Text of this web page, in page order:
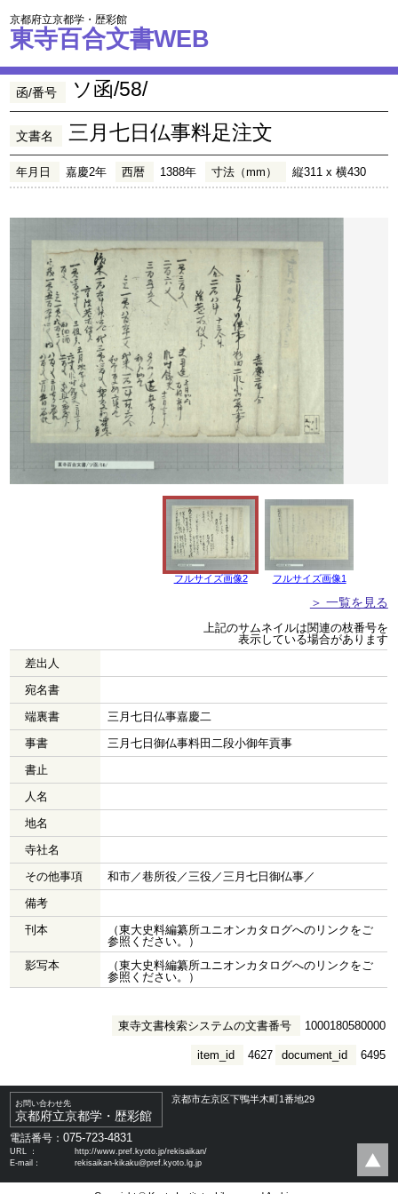
京都府立京都学・歴彩館
東寺百合文書WEB
函/番号 ソ函/58/
文書名 三月七日仏事料足注文
年月日 嘉慶2年 西暦 1388年 寸法（mm） 縦311 x 横430
フルサイズ画像2 フルサイズ画像1
＞ 一覧を見る
上記のサムネイルは関連の枝番号を
表示している場合があります
差出人
宛名書
端裏書
三月七日仏事嘉慶二
事書
三月七日御仏事料田二段小御年貢事
書止
人名
地名
寺社名
その他事項
和市／巷所役／三役／三月七日御仏事／
備考
刊本
（東大史料編纂所ユニオンカタログへのリンクをご
参照ください。）
影写本
（東大史料編纂所ユニオンカタログへのリンクをご
参照ください。）
東寺文書検索システムの文書番号 1000180580000
document_id 6495
item_id 4627
お問い合わせ先
京都府立京都学・歴彩館
京都市左京区下鴨半木町1番地29
電話番号：075-723-4831
URL ：
http://www.pref.kyoto.jp/rekisaikan/
E-mail：
rekisaikan-kikaku@pref.kyoto.lg.jp